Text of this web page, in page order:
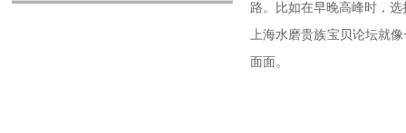
路。比如在早晚高峰时，
上海水磨贵族宝贝论坛就
面面。